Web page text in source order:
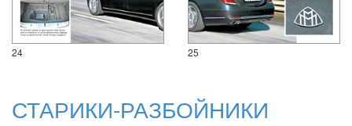
24 25
СТАРИКИ-РАЗБОЙНИКИ